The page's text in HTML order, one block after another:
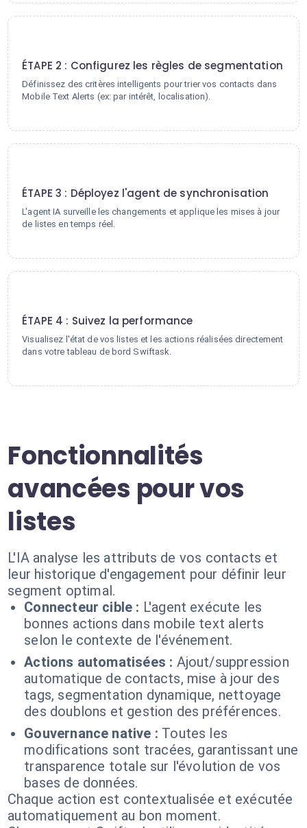
ÉTAPE 2 : Configurez les règles de segmentation
Définissez des critères intelligents pour trier vos contacts dans
Mobile Text Alerts (ex: par intérêt, localisation).
ÉTAPE 3 : Déployez l'agent de synchronisation
L'agent IA surveille les changements et applique les mises à jour
de listes en temps réel.
ÉTAPE 4 : Suivez la performance
Visualisez l'état de vos listes et les actions réalisées directement
dans votre tableau de bord Swiftask.
Fonctionnalités
avancées pour vos
listes
L'IA analyse les attributs de vos contacts et
leur historique d'engagement pour définir leur
segment optimal.
Connecteur cible : L'agent exécute les
bonnes actions dans mobile text alerts
selon le contexte de l'événement.
Actions automatisées : Ajout/suppression
automatique de contacts, mise à jour des
tags, segmentation dynamique, nettoyage
des doublons et gestion des préférences.
Gouvernance native : Toutes les
modifications sont tracées, garantissant une
transparence totale sur l'évolution de vos
bases de données.
Chaque action est contextualisée et exécutée
automatiquement au bon moment.